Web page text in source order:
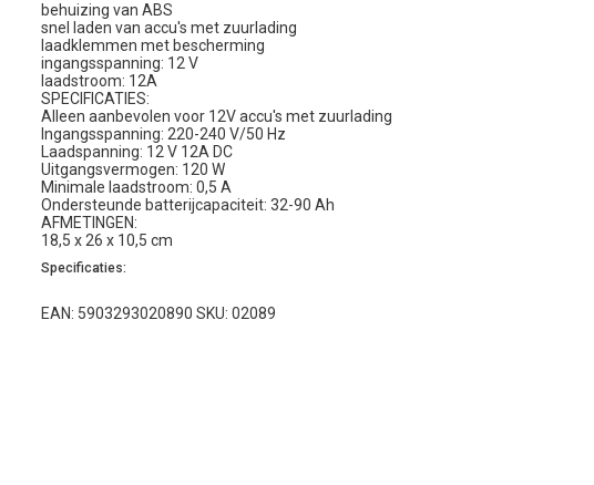
behuizing van ABS
snel laden van accu's met zuurlading
laadklemmen met bescherming
ingangsspanning: 12 V
laadstroom: 12A
SPECIFICATIES:
Alleen aanbevolen voor 12V accu's met zuurlading
Ingangsspanning: 220-240 V/50 Hz
Laadspanning: 12 V 12A DC
Uitgangsvermogen: 120 W
Minimale laadstroom: 0,5 A
Ondersteunde batterijcapaciteit: 32-90 Ah
AFMETINGEN:
18,5 x 26 x 10,5 cm
Specificaties:
EAN: 5903293020890 SKU: 02089